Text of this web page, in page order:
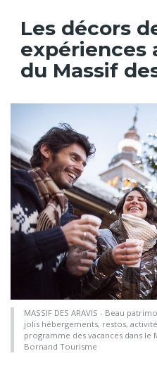
Les décors
expériences
du Massif
MASSIF DES ARAVIS - Beau
jolis hébergements, restos,
programme des vacances dans le
Bornand Tourisme